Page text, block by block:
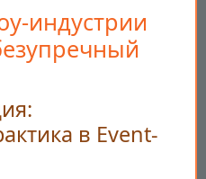
индустрии
в Event-